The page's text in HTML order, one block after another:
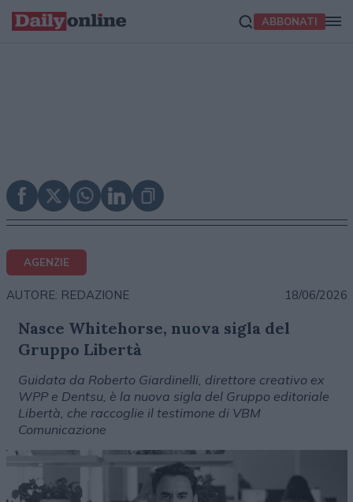
ABBONATI
AGENZIE
AUTORE: REDAZIONE 18/06/2026
Nasce Whitehorse, nuova sigla del
Gruppo Libertà
Guidata da Roberto Giardinelli, direttore creativo ex
WPP e Dentsu, è la nuova sigla del Gruppo editoriale
Libertà, che raccoglie il testimone di VBM
Comunicazione